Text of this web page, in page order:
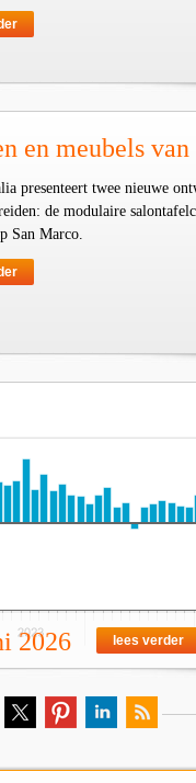
en meubels
presenteert twee nieuwe
de modulaire
San Marco.
2026 lees verder